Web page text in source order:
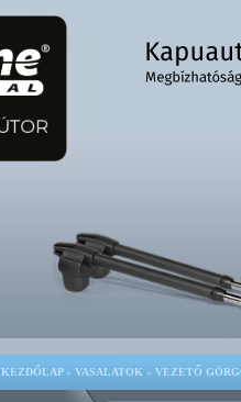
KEZDŐLAP» VASALATOK » VEZETŐ